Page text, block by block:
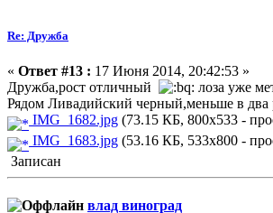
Re: Дружба
« Ответ #13 : 17 Июня 2014, 20:42:53 »
Дружба,рост отличный
лоза уже
Рядом Ливадийский черный,меньше в два
IMG_1682.jpg (73.15 КБ, 800x533 -
IMG_1683.jpg (53.16 КБ, 533x800 -
Записан
влад виноград